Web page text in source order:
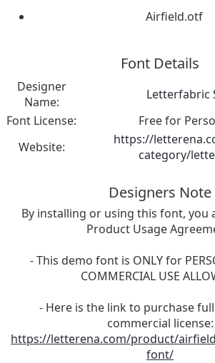
Airfield.otf
Font Details
Designer
Name:
Letterfabric
Font License:
Free for
Website:
https://
category/
Designers Note
By installing or using this font, you
Product Usage
- This demo font is ONLY for
COMMERCIAL USE
- Here is the link to purchase
commercial license:
https://letterena.com/product/
font/